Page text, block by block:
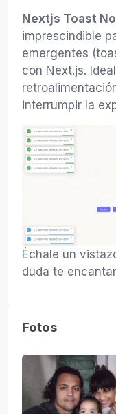
Nextjs Toast
imprescindible
emergentes
con Next.js.
interrumpir la
Échale un
duda te
Fotos